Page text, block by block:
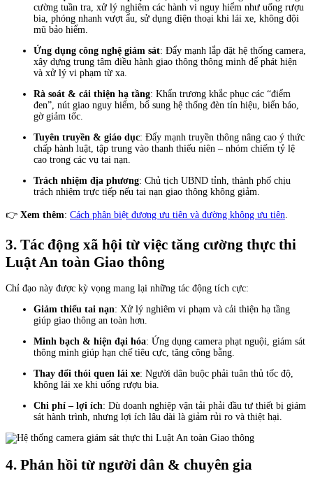
cường tuần tra, xử lý nghiêm các hành vi nguy hiểm như uống rượu
bia, phóng nhanh vượt ẩu, sử dụng điện thoại khi lái xe, không đội
mũ bảo hiểm.
Ứng dụng công nghệ giám sát: Đẩy mạnh lắp đặt hệ thống camera,
xây dựng trung tâm điều hành giao thông thông minh để phát hiện
và xử lý vi phạm từ xa.
Rà soát & cải thiện hạ tầng: Khẩn trương khắc phục các “điểm
đen”, nút giao nguy hiểm, bổ sung hệ thống đèn tín hiệu, biển báo,
gờ giảm tốc.
Tuyên truyền & giáo dục: Đẩy mạnh truyền thông nâng cao ý thức
chấp hành luật, tập trung vào thanh thiếu niên – nhóm chiếm tỷ lệ
cao trong các vụ tai nạn.
Trách nhiệm địa phương: Chủ tịch UBND tỉnh, thành phố chịu
trách nhiệm trực tiếp nếu tai nạn giao thông không giảm.
👉 Xem thêm: Cách phân biệt đương ưu tiên và đường không ưu tiên
3. Tác động xã hội từ việc tăng cường thực thi
Luật An toàn Giao thông
Chỉ đạo này được kỳ vọng mang lại những tác động tích cực:
Giảm thiểu tai nạn: Xử lý nghiêm vi phạm và cải thiện hạ tầng
giúp giao thông an toàn hơn.
Minh bạch & hiện đại hóa: Ứng dụng camera phạt nguội, giám sát
thông minh giúp hạn chế tiêu cực, tăng công bằng.
Thay đổi thói quen lái xe: Người dân buộc phải tuân thủ tốc độ,
không lái xe khi uống rượu bia.
Chi phí – lợi ích: Dù doanh nghiệp vận tải phải đầu tư thiết bị giám
sát hành trình, nhưng lợi ích lâu dài là giảm rủi ro và thiệt hại.
4. Phản hồi từ người dân & chuyên gia